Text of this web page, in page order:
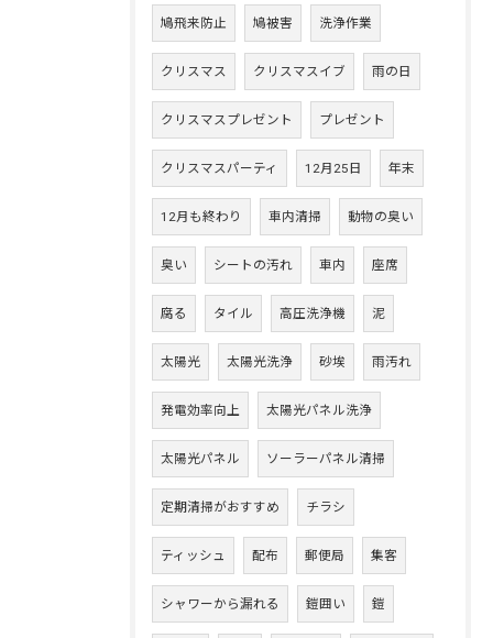
鳩飛来防止 鳩被害 洗浄作業
クリスマス クリスマスイブ 雨の日
クリスマスプレゼント プレゼント
クリスマスパーティ 12月25日 年末
12月も終わり 車内清掃 動物の臭い
臭い シートの汚れ 車内 座席
腐る タイル 高圧洗浄機 泥
太陽光 太陽光洗浄 砂埃 雨汚れ
発電効率向上 太陽光パネル洗浄
太陽光パネル ソーラーパネル清掃
定期清掃がおすすめ チラシ
ティッシュ 配布 郵便局 集客
シャワーから漏れる 鎧囲い 鎧